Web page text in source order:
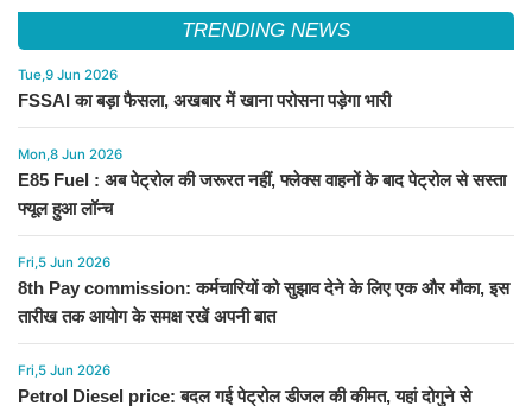
TRENDING NEWS
Tue,9 Jun 2026
FSSAI का बड़ा फैसला, अखबार में खाना परोसना पड़ेगा भारी
Mon,8 Jun 2026
E85 Fuel : अब पेट्रोल की जरूरत नहीं, फ्लेक्स वाहनों के बाद पेट्रोल से सस्ता
फ्यूल हुआ लॉन्च
Fri,5 Jun 2026
8th Pay commission: कर्मचारियों को सुझाव देने के लिए एक और मौका, इस
तारीख तक आयोग के समक्ष रखें अपनी बात
Fri,5 Jun 2026
Petrol Diesel price: बदल गई पेट्रोल डीजल की कीमत, यहां दोगुने से